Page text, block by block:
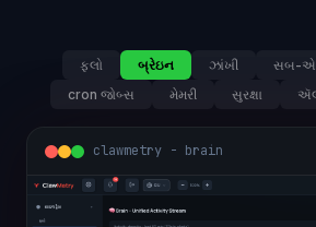
ફ્લો બ્રેઇન ઝાંખી સબ-
cron જોબ્સ
મેમરી સુરક્ષા
clawmetry - brain